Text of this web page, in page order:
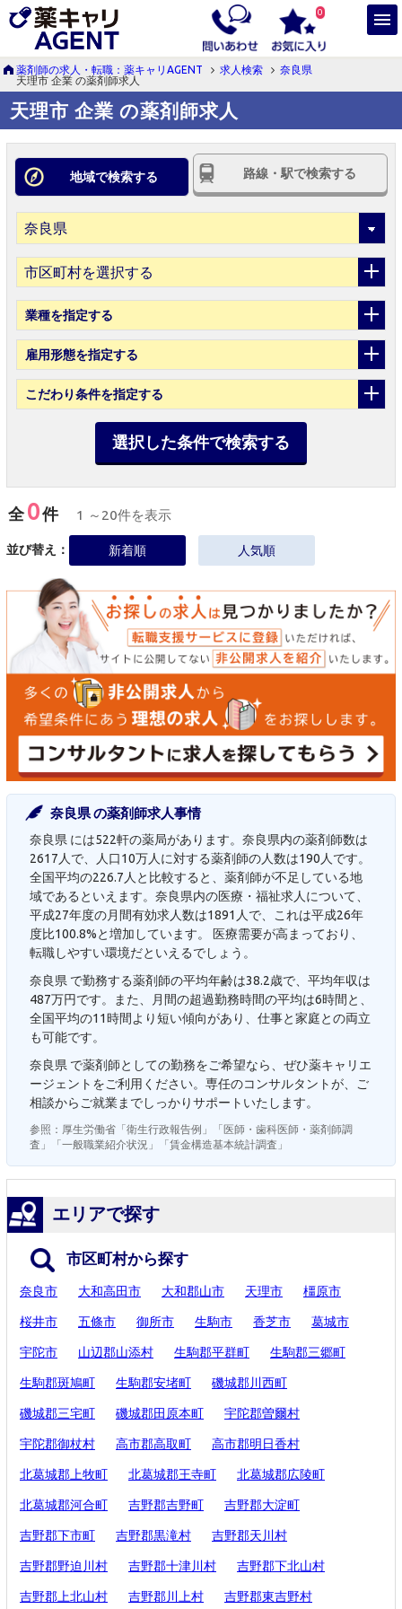
0
薬剤師の求人・転職：薬キャリAGENT 求人検索
奈良県
天理市 企業 の薬剤師求人
天理市 企業 の薬剤師求人
地域で検索する 路線・駅で検索する
市区町村を選択する
業種を指定する
雇用形態を指定する
こだわり条件を指定する
選択した条件で検索する
全0件 1 ～20件を表示
並び替え： 新着順 人気順
奈良県 の薬剤師求人事情
奈良県 には522軒の薬局があります。奈良県内の薬剤師数は
2617人で、人口10万人に対する薬剤師の人数は190人です。
全国平均の226.7人と比較すると、薬剤師が不足している地
域であるといえます。奈良県内の医療・福祉求人について、
平成27年度の月間有効求人数は1891人で、これは平成26年
度比100.8%と増加しています。 医療需要が高まっており、
転職しやすい環境だといえるでしょう。
奈良県 で勤務する薬剤師の平均年齢は38.2歳で、平均年収は
487万円です。また、月間の超過勤務時間の平均は6時間と、
全国平均の11時間より短い傾向があり、仕事と家庭との両立
も可能です。
奈良県 で薬剤師としての勤務をご希望なら、ぜひ薬キャリエ
ージェントをご利用ください。専任のコンサルタントが、ご
相談からご就業までしっかりサポートいたします。
参照：厚生労働省「衛生行政報告例」「医師・歯科医師・薬剤師調
査」「一般職業紹介状況」「賃金構造基本統計調査」
エリアで探す
市区町村から探す
奈良市 大和高田市 大和郡山市 天理市 橿原市
桜井市 五條市 御所市 生駒市 香芝市 葛城市
宇陀市 山辺郡山添村 生駒郡平群町 生駒郡三郷町
生駒郡斑鳩町 生駒郡安堵町 磯城郡川西町
磯城郡三宅町 磯城郡田原本町 宇陀郡曽爾村
宇陀郡御杖村 高市郡高取町 高市郡明日香村
北葛城郡上牧町 北葛城郡王寺町 北葛城郡広陵町
北葛城郡河合町 吉野郡吉野町 吉野郡大淀町
吉野郡下市町 吉野郡黒滝村 吉野郡天川村
吉野郡野迫川村 吉野郡十津川村 吉野郡下北山村
吉野郡上北山村 吉野郡川上村 吉野郡東吉野村